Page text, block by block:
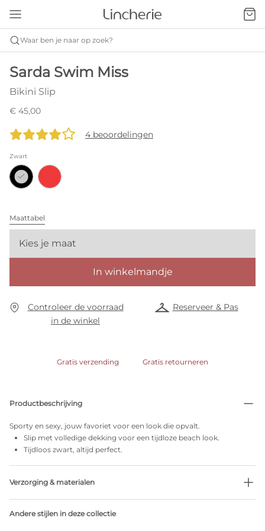
Waar ben je naar op zoek?
Sarda Swim Miss
Bikini Slip
€ 45,00
4 beoordelingen
Zwart
Maattabel
Kies je maat
In winkelmandje
Controleer de voorraad
in de winkel
Reserveer & Pas
Gratis verzending Gratis retourneren
Productbeschrijving
Sporty en sexy, jouw favoriet voor een look die opvalt.
Slip met volledige dekking voor een tijdloze beach look.
Tijdloos zwart, altijd perfect.
Verzorging & materialen
Geen professionele reiniging
Andere stijlen in deze collectie